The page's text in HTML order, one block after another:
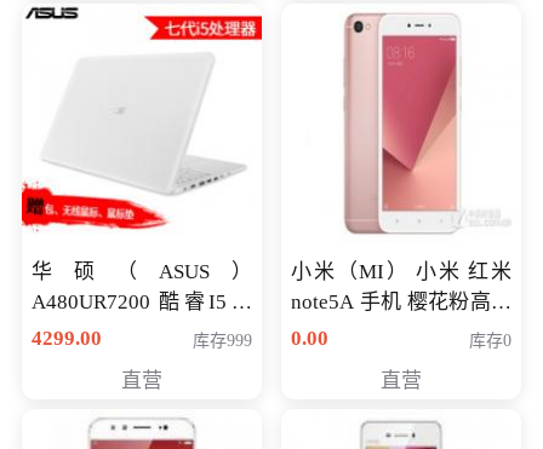
华硕（ASUS）
A480UR7200 酷睿I5超
薄学生办公游戏独显笔
NV930-2G独
4299.00 库存999
直营
小米（MI） 小米 红米
note5A 手机 樱花粉高配
版 全网通(3G+32G)
0.00 库存0
直营